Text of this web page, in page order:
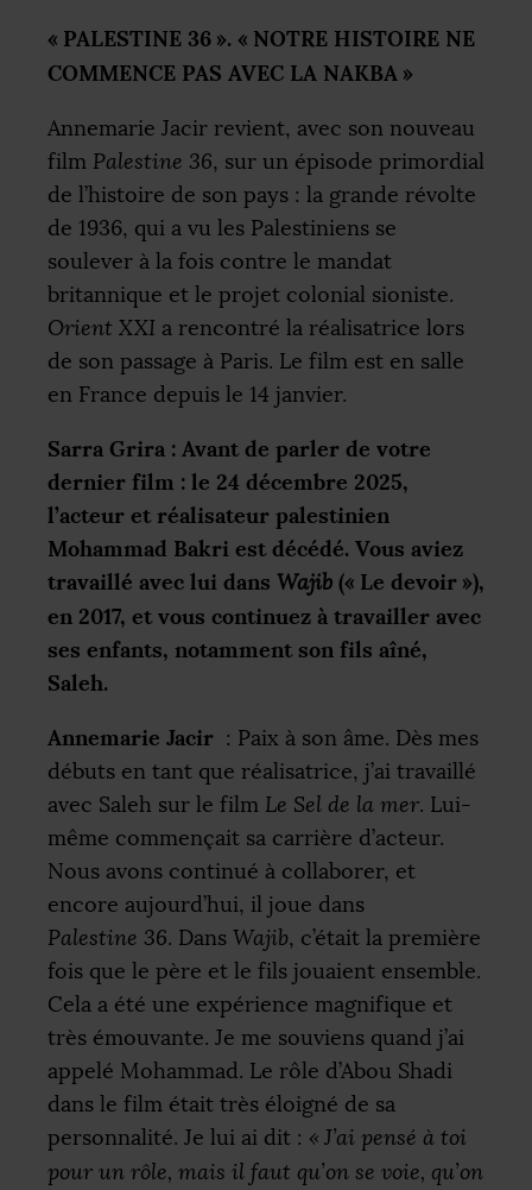
« PALESTINE 36 ». « NOTRE HISTOIRE NE
COMMENCE PAS AVEC LA NAKBA »
Annemarie Jacir revient, avec son nouveau
film Palestine 36, sur un épisode primordial
de l’histoire de son pays : la grande révolte
de 1936, qui a vu les Palestiniens se
soulever à la fois contre le mandat
britannique et le projet colonial sioniste.
Orient XXI a rencontré la réalisatrice lors
de son passage à Paris. Le film est en salle
en France depuis le 14 janvier.
Sarra Grira : Avant de parler de votre
dernier film : le 24 décembre 2025,
l’acteur et réalisateur palestinien
Mohammad Bakri est décédé. Vous aviez
travaillé avec lui dans Wajib (« Le devoir »),
en 2017, et vous continuez à travailler avec
ses enfants, notamment son fils aîné,
Saleh.
Annemarie Jacir : Paix à son âme. Dès mes
débuts en tant que réalisatrice, j’ai travaillé
avec Saleh sur le film Le Sel de la mer. Lui-
même commençait sa carrière d’acteur.
Nous avons continué à collaborer, et
encore aujourd’hui, il joue dans
Palestine 36. Dans Wajib, c’était la première
fois que le père et le fils jouaient ensemble.
Cela a été une expérience magnifique et
très émouvante. Je me souviens quand j’ai
appelé Mohammad. Le rôle d’Abou Shadi
dans le film était très éloigné de sa
personnalité. Je lui ai dit : « J’ai pensé à toi
pour un rôle, mais il faut qu’on se voie, qu’on